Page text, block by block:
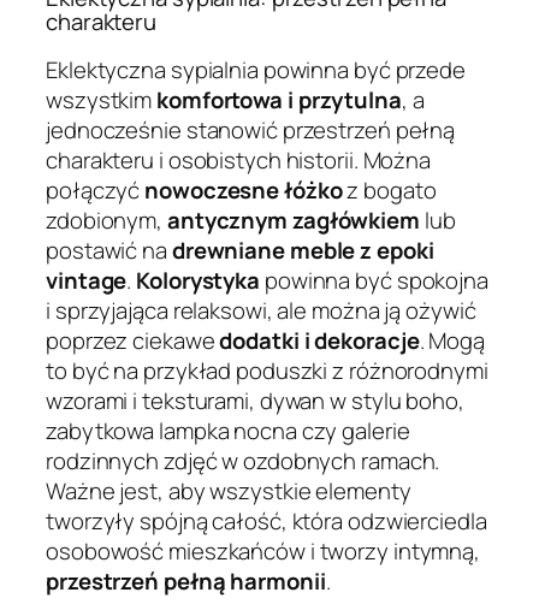
charakteru
Eklektyczna sypialnia powinna być przede
wszystkimkomfortowa i przytulna, a
jednocześnie stanowić przestrzeń pełną
charakteru i osobistych historii. Można
połączyćnowoczesne łóżkoz bogato
zdobionym, antycznym zagłówkiem lub
postawić nadrewniane meble z epoki
vintage. Kolorystyka powinna być spokojna
i sprzyjająca relaksowi, ale można ją ożywić
poprzez ciekawedodatki i dekoracje. Mogą
to być na przykład poduszki z różnorodnymi
wzorami i teksturami, dywan w stylu boho,
zabytkowa lampka nocna czy galerie
rodzinnych zdjęć w ozdobnych ramach.
Ważne jest, aby wszystkie elementy
tworzyły spójną całość, która odzwierciedla
osobowość mieszkańców i tworzy intymną,
przestrzeń pełną harmonii.